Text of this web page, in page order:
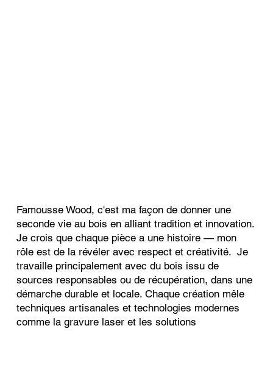
Famousse Wood, c'est ma façon de donner une
seconde vie au bois en alliant tradition et innovation.
Je crois que chaque pièce a une histoire — mon
rôle est de la révéler avec respect et créativité. Je
travaille principalement avec du bois issu de
sources responsables ou de récupération, dans une
démarche durable et locale. Chaque création mêle
techniques artisanales et technologies modernes
comme la gravure laser et les solutions